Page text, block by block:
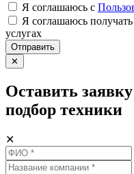
Я соглашаюсь c
Я соглашаюсь
услугах
Отправить
✕
Оставить
подбор техники
✕